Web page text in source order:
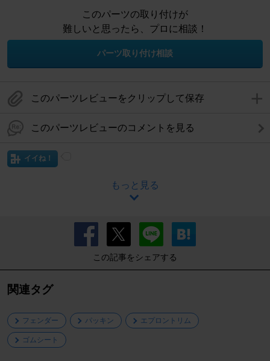
このパーツの取り付けが
難しいと思ったら、プロに相談！
パーツ取り付け相談
このパーツレビューをクリップして保存
このパーツレビューのコメントを見る
イイね！
もっと見る
この記事をシェアする
関連タグ
フェンダー パッキン エプロントリム
ゴムシート